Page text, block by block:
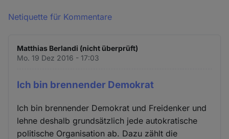
Netiquette für Kommentare
Matthias Berlandi (nicht überprüft)
Mo. 19 Dez 2016 - 17:03
Ich bin brennender Demokrat
Ich bin brennender Demokrat und Freidenker und
lehne deshalb grundsätzlich jede autokratische
politische Organisation ab. Dazu zählt die